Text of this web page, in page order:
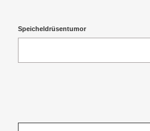
Speicheldrüsentumor